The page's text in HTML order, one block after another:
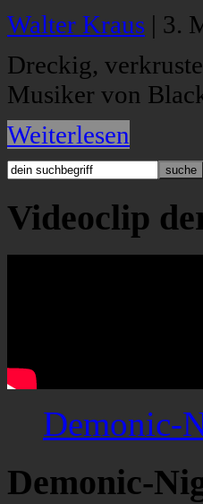
Walter Kraus | 3.
Dreckig,
Musiker von
Weiterlesen
Videoclip
Demonic-
Demonic-